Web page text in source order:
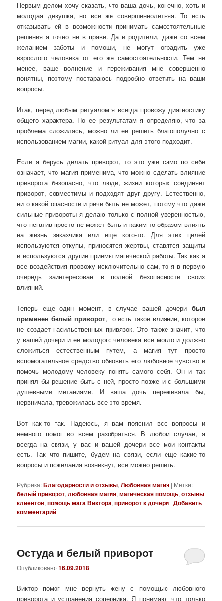
Первым делом хочу сказать, что ваша дочь, конечно, хоть и
молодая девушка, но все же совершеннолетняя. То есть
отказывать ей в возможности принимать самостоятельные
решения я точно не в праве. Да и родители, даже со всем
желанием заботы и помощи, не могут оградить уже
взрослого человека от его же самостоятельности. Тем не
менее, ваше волнение и переживания мне совершенно
понятны, поэтому постараюсь подробно ответить на ваши
вопросы.
Итак, перед любым ритуалом я всегда провожу диагностику
общего характера. По ее результатам я определяю, что за
проблема сложилась, можно ли ее решить благополучно с
использованием магии, какой ритуал для этого подходит.
Если я берусь делать приворот, то это уже само по себе
означает, что магия применима, что можно сделать влияние
приворота безопасно, что люди, жизни которых соединяет
приворот, совместимы и подходят друг другу. Естественно,
ни о какой опасности и речи быть не может, потому что даже
сильные привороты я делаю только с полной уверенностью,
что негатив просто не может быть и каким-то образом влиять
на жизнь заказчика или еще кого-то. Для этих целей
используются откупы, приносятся жертвы, ставятся защиты
и используются другие приемы магической работы. Так как я
все воздействия провожу исключительно сам, то я в первую
очередь заинтересован в полной безопасности своих
влияний.
Теперь еще один момент, в случае вашей дочери был
применен белый приворот, то есть такое влияние, которое
не создает насильственных привязок. Это также значит, что
у вашей дочери и ее молодого человека все могло и должно
сложиться естественным путем, а магия тут просто
вспомогательное средство обновить его любовное чувство и
помочь молодому человеку понять самого себя. Он и так
принял бы решение быть с ней, просто позже и с большими
душевными метаниями. И ваша дочь переживала бы,
нервничала, тревожилась все это время.
Вот как-то так. Надеюсь, я вам пояснил все вопросы и
немного помог во всем разобраться. В любом случае, я
всегда на связи, у вас и вашей дочери все мои контакты
есть. Так что пишите, будем на связи, если еще какие-то
вопросы и пожелания возникнут, все можно решить.
Рубрика:Благодарности и отзывы,Любовная магия | Метки:
белый приворот,любовная магия,магическая помощь,отзывы
клиентов,помощь мага Виктора,приворот к дочери |Добавить
комментарий
Остуда и белый приворот
Опубликовано16.09.2018
Виктор помог мне вернуть жену с помощью любовного
приворота и устранения соперника. Я понимаю, что только